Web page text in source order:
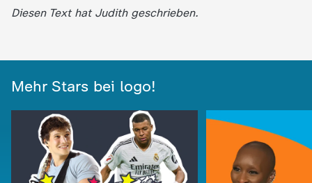
Diesen Text hat Judith geschrieben.
Mehr Stars bei logo!